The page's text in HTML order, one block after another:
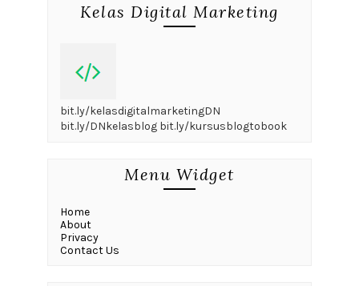
Kelas Digital Marketing
bit.ly/kelasdigitalmarketingDN
bit.ly/DNkelasblog bit.ly/kursusblogtobook
Menu Widget
Home
About
Privacy
Contact Us